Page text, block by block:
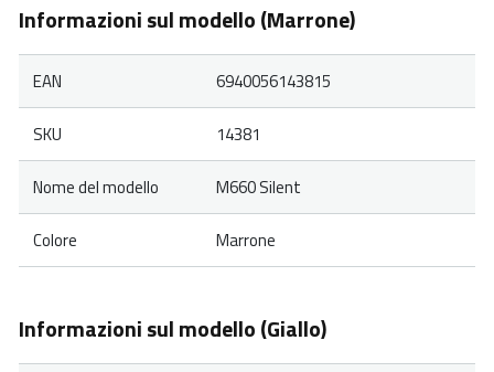
Informazioni sul modello (Marrone)
EAN 6940056143815
SKU 14381
Nome del modello M660 Silent
Colore Marrone
Informazioni sul modello (Giallo)